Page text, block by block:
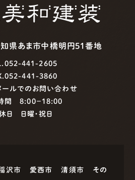
県あま市中橋明円51番地
441-2605
441-3860
ールでのお問い合わせ
間 8:00−18:00
日 日曜・祝日
沢市 愛西市 清須市
その